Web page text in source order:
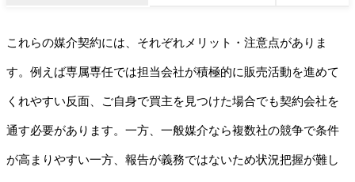
これらの媒介契約には、それぞれメリット・注意点がありま
す。例えば専属専任では担当会社が積極的に販売活動を進めて
くれやすい反面、ご自身で買主を見つけた場合でも契約会社を
通す必要があります。一方、一般媒介なら複数社の競争で条件
が高まりやすい一方、報告が義務ではないため状況把握が難し